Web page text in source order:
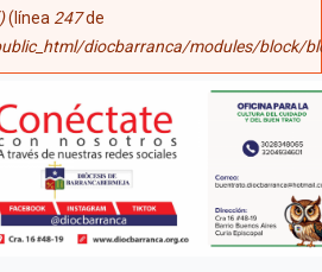
(línea 247de
diocbarranca/modules/block/